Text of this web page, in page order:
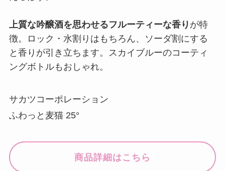
上質な吟醸酒を思わせるフルーティーな香り が特
徴。ロック・水割りはもちろん、ソーダ割にする
と香りが引き立ちます。スカイブルーのコーティ
ングボトルもおしゃれ。
サカツコーポレーション
ふわっと麦猫 25°
商品詳細はこちら